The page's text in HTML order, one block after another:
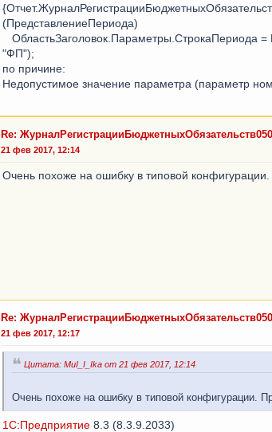
(ПредставлениеПериода)
ОбластьЗаголовок.Параметры.СтрокаПериода
"ФП");
по причине:
Недопустимое значение параметра (параметр
Re:
21 фев 2017, 12:14
Очень похоже на ошибку в типовой
Re:
21 фев 2017, 12:17
Цитата: MuI_I_Ika от 21 фев 2017, 12:14
Очень похоже на ошибку в типовой конфигурации.
1С:Предприятие 8.3 (8.3.9.2033)